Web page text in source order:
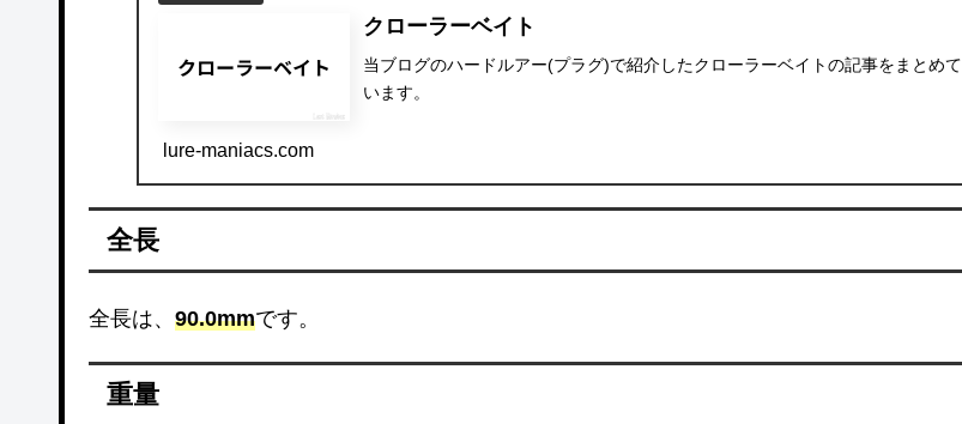
クローラーベイト
当ブログのハードルアー(プラグ)で紹介したクローラーベイトの記事をまとめて
います。
lure-maniacs.com
全長
全長は、 90.0mmです。
重量